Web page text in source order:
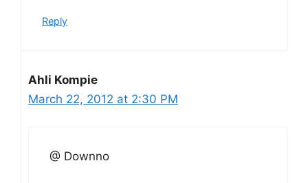
Reply
Ahli Kompie
March 22, 2012 at 2:30 PM
@ Downno